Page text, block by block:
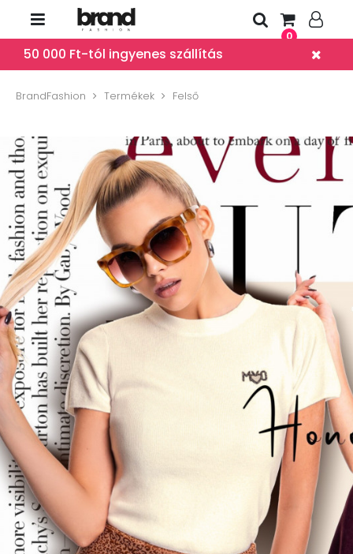
0
50 000 Ft-tól ingyenes szállítás
BrandFashion Termékek Felső